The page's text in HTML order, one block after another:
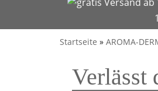
Startseite » AROMA-
Verlässt